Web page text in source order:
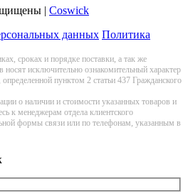
| Coswick
данных Политика
сроках и порядке поставки, а так же
исключитeльно ознакомительный харaктер
пунктoм 2 стaтьи 437 Граждaнского
о наличии и стоимости указанных товаров и
к менеджерам отдела клиентского
формы связи или по телефонам, указанным в